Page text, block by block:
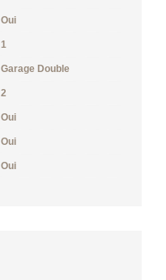
Oui
1
Garage Double
2
Oui
Oui
Oui